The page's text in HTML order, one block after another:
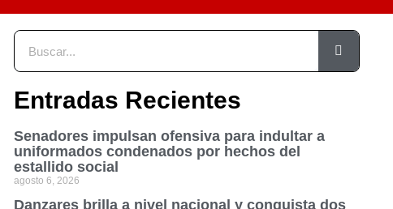
Entradas Recientes
Senadores impulsan ofensiva para indultar a
uniformados condenados por hechos del
estallido social
agosto 6, 2026
Danzares brilla a nivel nacional y conquista dos